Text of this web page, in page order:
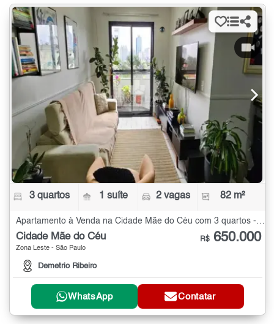
3 quartos 1 suíte 2 vagas 82 m²
Apartamento à Venda na Cidade Mãe do Céu com 3 quartos - 82 m²
Cidade Mãe do Céu
Zona Leste - São Paulo
Demetrio Ribeiro
R$ 650.000
WhatsApp Contatar